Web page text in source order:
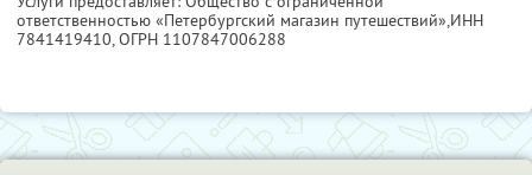
ответственностью «Петербургский магазин путешествий»,ИНН
7841419410, ОГРН 1107847006288